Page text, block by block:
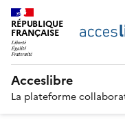
RÉPUBLIQUE
FRANÇAISE
Acceslibre
La plateforme